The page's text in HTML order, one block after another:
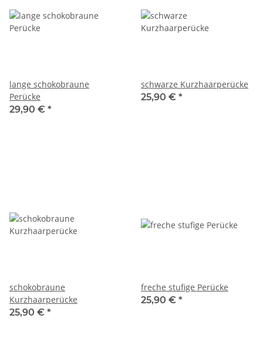
lange schokobraune
Perücke
29,90 € *
schwarze Kurzhaarperücke
25,90 € *
schokobraune
Kurzhaarperücke
25,90 € *
freche stufige Perücke
25,90 € *